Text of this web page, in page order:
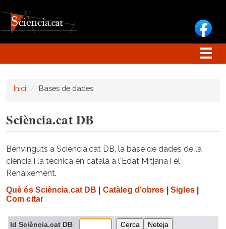
Inici Bases de dades
Sciència.cat DB
Benvinguts a Sciència.cat DB, la base de dades de la
ciència i la tècnica en català a l'Edat Mitjana i el
Renaixement.
Què és Sciència.cat DB Catàleg d'obres Sigles|
Com citar
Id Sciència.cat DB